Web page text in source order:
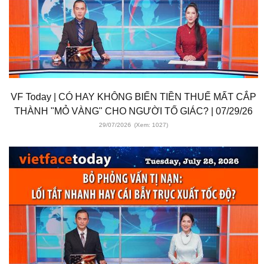
VF Today | CÓ HAY KHÔNG BIẾN TIỀN THUẾ MẤT CẮP
THÀNH "MỎ VÀNG" CHO NGƯỜI TỐ GIÁC? | 07/29/26
29/07/2026 (Xem: 1027)